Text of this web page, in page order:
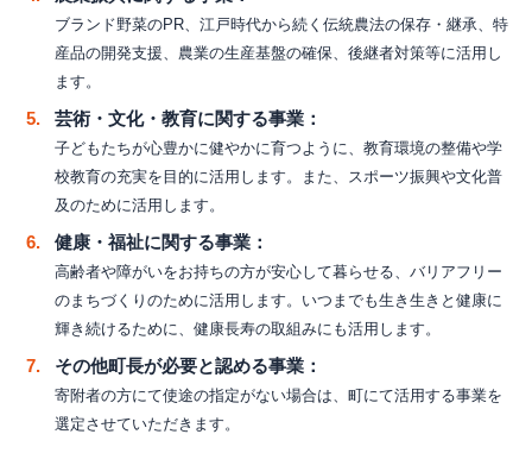
ブランド野菜のPR、江戸時代から続く伝統農法の保存・継承、特
産品の開発支援、農業の生産基盤の確保、後継者対策等に活用し
ます。
芸術・文化・教育に関する事業：
子どもたちが心豊かに健やかに育つように、教育環境の整備や学
校教育の充実を目的に活用します。また、スポーツ振興や文化普
及のために活用します。
健康・福祉に関する事業：
高齢者や障がいをお持ちの方が安心して暮らせる、バリアフリー
のまちづくりのために活用します。いつまでも生き生きと健康に
輝き続けるために、健康長寿の取組みにも活用します。
その他町長が必要と認める事業：
寄附者の方にて使途の指定がない場合は、町にて活用する事業を
選定させていただきます。